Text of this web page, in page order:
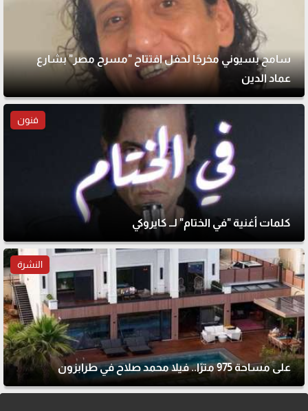
سامح بسيوني مخرجًا لحفل افتتاح "مسرح مصر" بشارع
عماد الدين
فنون
كلمات أغنية "في الختام" لــ كايروكي
النشرة
على مساحة 975 مترًا.. فيلا محمد صلاح في طرابزون